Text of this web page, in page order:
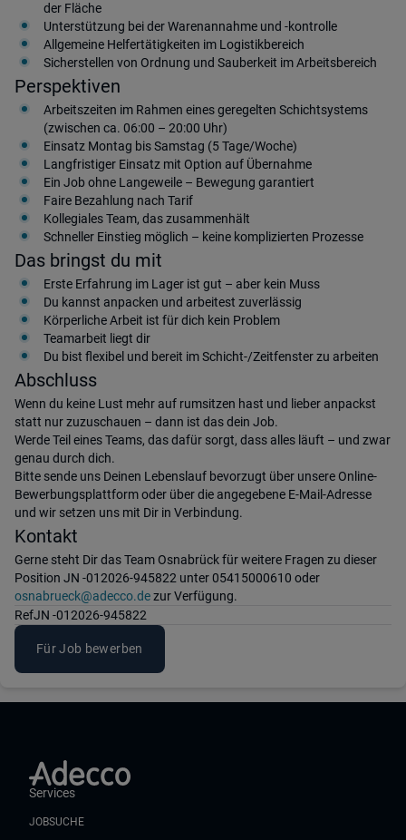
der Fläche
Unterstützung bei der Warenannahme und -kontrolle
Allgemeine Helfertätigkeiten im Logistikbereich
Sicherstellen von Ordnung und Sauberkeit im Arbeitsbereich
Perspektiven
Arbeitszeiten im Rahmen eines geregelten Schichtsystems
(zwischen ca. 06:00 – 20:00 Uhr)
Einsatz Montag bis Samstag (5 Tage/Woche)
Langfristiger Einsatz mit Option auf Übernahme
Ein Job ohne Langeweile – Bewegung garantiert
Faire Bezahlung nach Tarif
Kollegiales Team, das zusammenhält
Schneller Einstieg möglich – keine komplizierten Prozesse
Das bringst du mit
Erste Erfahrung im Lager ist gut – aber kein Muss
Du kannst anpacken und arbeitest zuverlässig
Körperliche Arbeit ist für dich kein Problem
Teamarbeit liegt dir
Du bist flexibel und bereit im Schicht-/Zeitfenster zu arbeiten
Abschluss
Wenn du keine Lust mehr auf rumsitzen hast und lieber anpackst
statt nur zuzuschauen – dann ist das dein Job.
Werde Teil eines Teams, das dafür sorgt, dass alles läuft – und zwar
genau durch dich.
Bitte sende uns Deinen Lebenslauf bevorzugt über unsere Online-
Bewerbungsplattform oder über die angegebene E-Mail-Adresse
und wir setzen uns mit Dir in Verbindung.
Kontakt
Gerne steht Dir das Team Osnabrück für weitere Fragen zu dieser
Position JN -012026-945822 unter 05415000610 oder
osnabrueck@adecco.dezur Verfügung.
RefJN -012026-945822
Für Job bewerben
Services
JOBSUCHE